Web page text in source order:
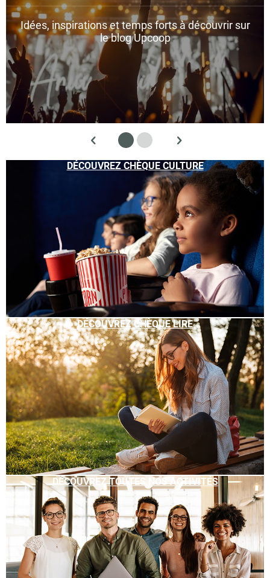
Idées, inspirations et temps forts à découvrir sur
le blog Upcoop
DÉCOUVREZ CHÈQUE CULTURE
DÉCOUVREZ CHÈQUE LIRE
DÉCOUVREZ TOUTES NOS ACTIVITÉS